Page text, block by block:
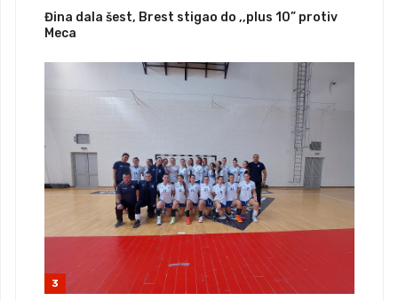
Đina dala šest, Brest stigao do ,,plus 10” protiv
Meca
3